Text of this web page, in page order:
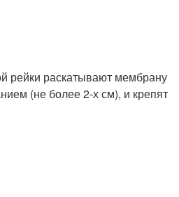
рейки раскатывают мембрану
(не более 2-х см), и крепят